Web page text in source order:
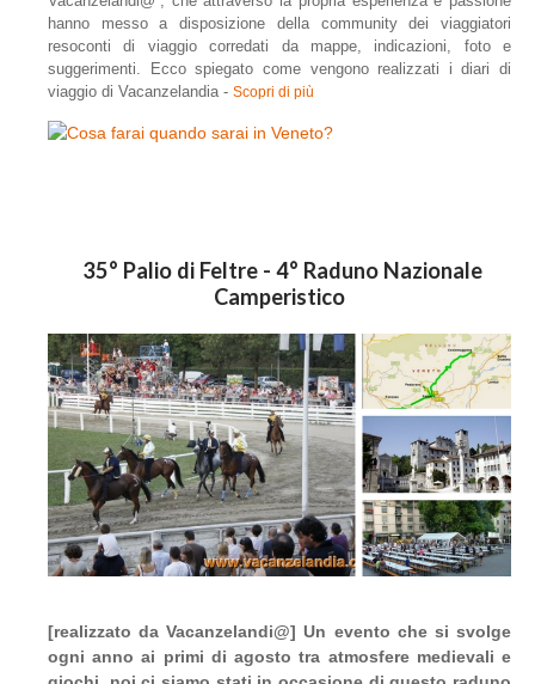
hanno messo a disposizione della community dei viaggiatori
resoconti di viaggio corredati da mappe, indicazioni, foto e
suggerimenti. Ecco spiegato come vengono realizzati i diari di
viaggio di Vacanzelandia - Scopri di più
35° Palio di Feltre - 4° Raduno Nazionale
Camperistico
[realizzato da Vacanzelandi@] Un evento che si svolge
ogni anno ai primi di agosto tra atmosfere medievali e